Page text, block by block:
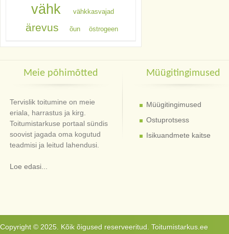
vähk vähkkasvajad
ärevus õun östrogeen
Meie põhimõtted
Tervislik toitumine on meie
eriala, harrastus ja kirg.
Toitumistarkuse portaal sündis
soovist jagada oma kogutud
teadmisi ja leitud lahendusi.
Loe edasi...
Müügitingimused
Müügitingimused
Ostuprotsess
Isikuandmete kaitse
Copyright © 2025. Kõik õigused reserveeritud. Toitumistarkus.ee